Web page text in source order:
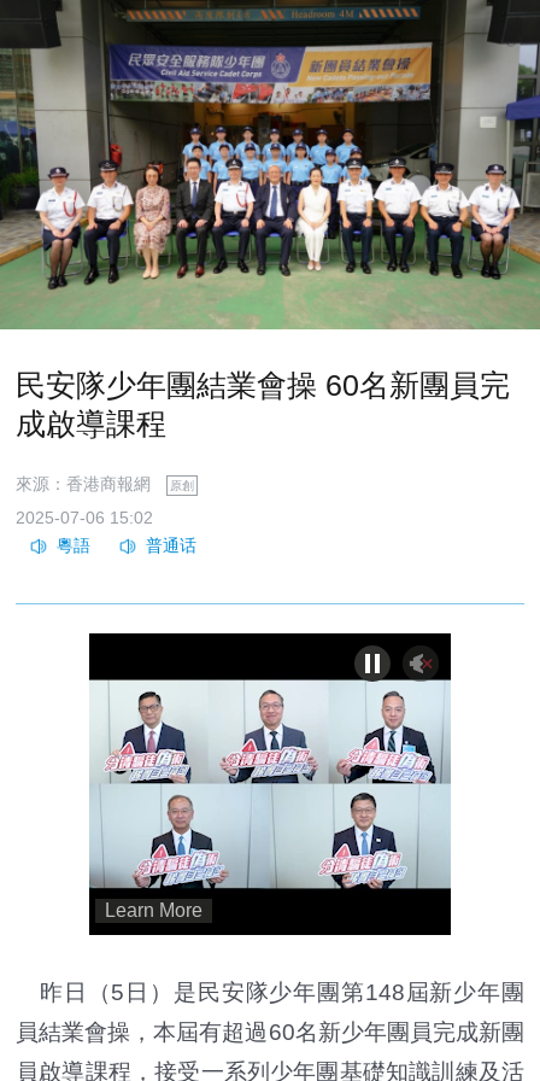
民安隊少年團結業會操 60名新團員完
成啟導課程
來源：香港商報網 原創
2025-07-06 15:02
昨日（5日）是民安隊少年團第148屆新少年團
員結業會操，本屆有超過60名新少年團員完成新團
員啟導課程，接受一系列少年團基礎知識訓練及活